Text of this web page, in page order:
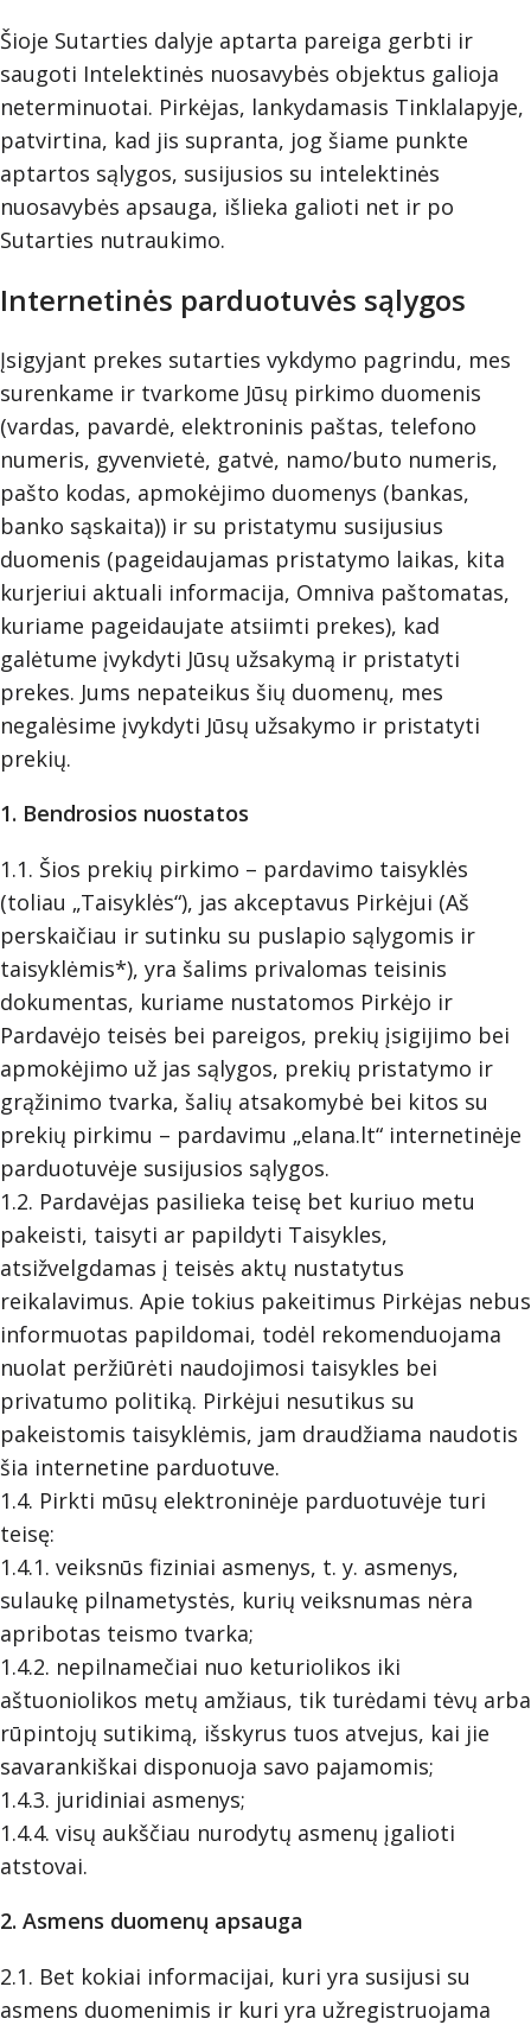
Šioje Sutarties dalyje aptarta pareiga gerbti ir
saugoti Intelektinės nuosavybės objektus galioja
neterminuotai. Pirkėjas, lankydamasis Tinklalapyje,
patvirtina, kad jis supranta, jog šiame punkte
aptartos sąlygos, susijusios su intelektinės
nuosavybės apsauga, išlieka galioti net ir po
Sutarties nutraukimo.
Internetinės parduotuvės sąlygos
Įsigyjant prekes sutarties vykdymo pagrindu, mes
surenkame ir tvarkome Jūsų pirkimo duomenis
(vardas, pavardė, elektroninis paštas, telefono
numeris, gyvenvietė, gatvė, namo/buto numeris,
pašto kodas, apmokėjimo duomenys (bankas,
banko sąskaita)) ir su pristatymu susijusius
duomenis (pageidaujamas pristatymo laikas, kita
kurjeriui aktuali informacija, Omniva paštomatas,
kuriame pageidaujate atsiimti prekes), kad
galėtume įvykdyti Jūsų užsakymą ir pristatyti
prekes. Jums nepateikus šių duomenų, mes
negalėsime įvykdyti Jūsų užsakymo ir pristatyti
prekių.
1. Bendrosios nuostatos
1.1. Šios prekių pirkimo – pardavimo taisyklės
(toliau „Taisyklės“), jas akceptavus Pirkėjui (Aš
perskaičiau ir sutinku su puslapio sąlygomis ir
taisyklėmis*), yra šalims privalomas teisinis
dokumentas, kuriame nustatomos Pirkėjo ir
Pardavėjo teisės bei pareigos, prekių įsigijimo bei
apmokėjimo už jas sąlygos, prekių pristatymo ir
grąžinimo tvarka, šalių atsakomybė bei kitos su
prekių pirkimu – pardavimu „elana.lt“ internetinėje
parduotuvėje susijusios sąlygos.
1.2. Pardavėjas pasilieka teisę bet kuriuo metu
pakeisti, taisyti ar papildyti Taisykles,
atsižvelgdamas į teisės aktų nustatytus
reikalavimus. Apie tokius pakeitimus Pirkėjas nebus
informuotas papildomai, todėl rekomenduojama
nuolat peržiūrėti naudojimosi taisykles bei
privatumo politiką. Pirkėjui nesutikus su
pakeistomis taisyklėmis, jam draudžiama naudotis
šia internetine parduotuve.
1.4. Pirkti mūsų elektroninėje parduotuvėje turi
teisę:
1.4.1. veiksnūs fiziniai asmenys, t. y. asmenys,
sulaukę pilnametystės, kurių veiksnumas nėra
apribotas teismo tvarka;
1.4.2. nepilnamečiai nuo keturiolikos iki
aštuoniolikos metų amžiaus, tik turėdami tėvų arba
rūpintojų sutikimą, išskyrus tuos atvejus, kai jie
savarankiškai disponuoja savo pajamomis;
1.4.3. juridiniai asmenys;
1.4.4. visų aukščiau nurodytų asmenų įgalioti
atstovai.
2. Asmens duomenų apsauga
2.1. Bet kokiai informacijai, kuri yra susijusi su
asmens duomenimis ir kuri yra užregistruojama